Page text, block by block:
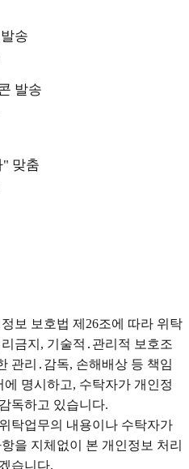
송
발송
맞춤
보 보호법 제26조에 따라 위탁
금지, 기술적․관리적 보호조
관리․감독, 손해배상 등 책임
명시하고, 수탁자가 개인정
독하고 있습니다.
탁업무의 내용이나 수탁자가
을 지체없이 본 개인정보 처리
습니다.